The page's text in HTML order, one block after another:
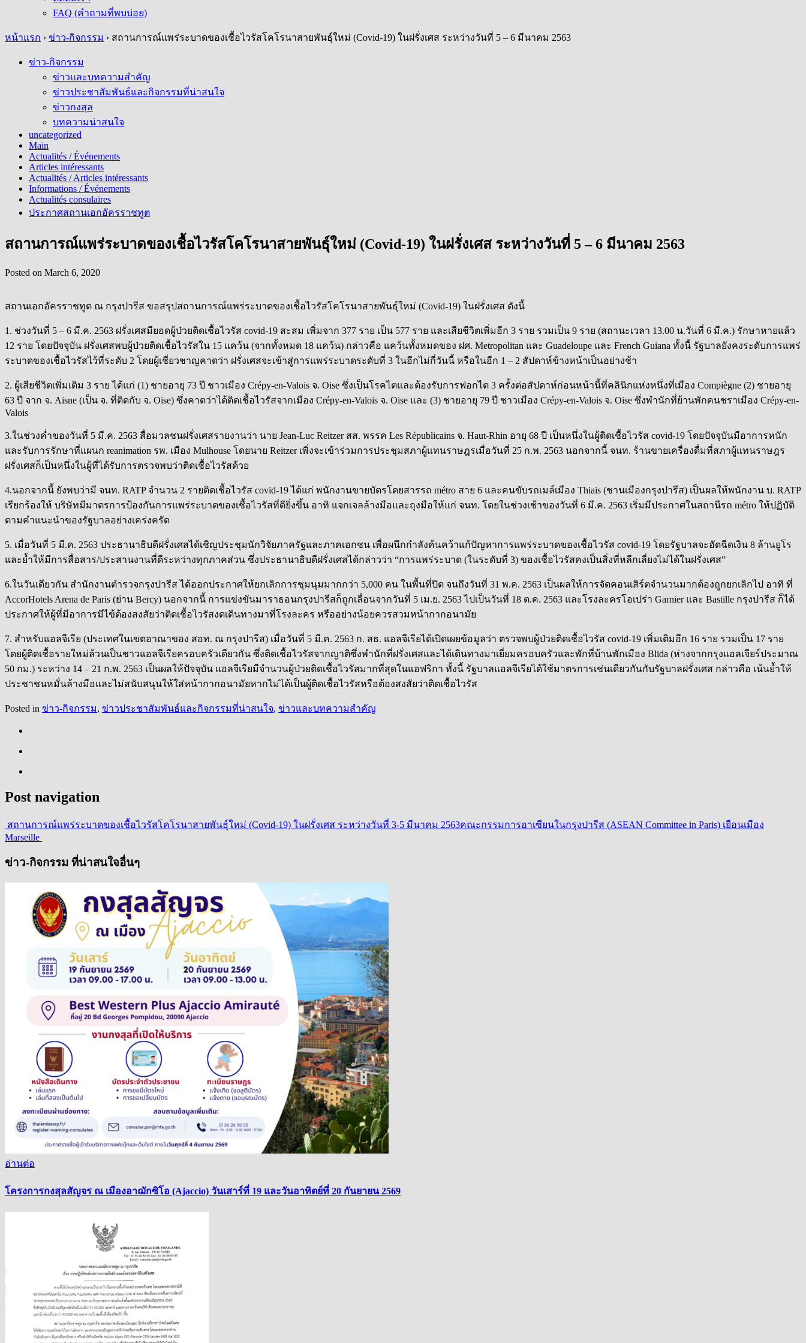
FAQ (คำถามที่พบบ่อย)
หน้าแรก › ข่าว-กิจกรรม › สถานการณ์แพร่ระบาดของเชื้อไวรัสโคโรนาสายพันธุ์ใหม่ (Covid-19) ในฝรั่งเศส ระหว่างวันที่ 5 – 6 มีนาคม 2563
ข่าว-กิจกรรม
ข่าวและบทความสำคัญ
ข่าวประชาสัมพันธ์และกิจกรรมที่น่าสนใจ
ข่าวกงสุล
บทความน่าสนใจ
uncategorized
Main
Actualités / Événements
Articles intéressants
Actualités / Articles intéressants
Informations / Événements
Actualités consulaires
ประกาศสถานเอกอัครราชทูต
สถานการณ์แพร่ระบาดของเชื้อไวรัสโคโรนาสายพันธุ์ใหม่ (Covid-19) ในฝรั่งเศส ระหว่างวันที่ 5 – 6 มีนาคม 2563
Posted on March 6, 2020
สถานเอกอัครราชทูต ณ กรุงปารีส ขอสรุปสถานการณ์แพร่ระบาดของเชื้อไวรัสโคโรนาสายพันธุ์ใหม่ (Covid-19) ในฝรั่งเศส ดังนี้
1. ช่วงวันที่ 5 – 6 มี.ค. 2563 ฝรั่งเศสมียอดผู้ป่วยติดเชื้อไวรัส covid-19 สะสม เพิ่มจาก 377 ราย เป็น 577 ราย และเสียชีวิตเพิ่มอีก 3 ราย รวมเป็น 9 ราย (สถานะเวลา 13.00 น.วันที่ 6 มี.ค.) รักษาหายแล้ว
12 ราย โดยปัจจุบัน ฝรั่งเศสพบผู้ป่วยติดเชื้อไวรัสใน 15 แคว้น (จากทั้งหมด 18 แคว้น) กล่าวคือ แคว้นทั้งหมดของ ฝศ. Metropolitan และ Guadeloupe และ French Guiana ทั้งนี้ รัฐบาลยังคงระดับการแพร่
ระบาดของเชื้อไวรัสไว้ที่ระดับ 2 โดยผู้เชี่ยวชาญคาดว่า ฝรั่งเศสจะเข้าสู่การแพร่ระบาดระดับที่ 3 ในอีกไม่กี่วันนี้ หรือในอีก 1 – 2 สัปดาห์ข้างหน้าเป็นอย่างช้า
2. ผู้เสียชีวิตเพิ่มเติม 3 ราย ได้แก่ (1) ชายอายุ 73 ปี ชาวเมือง Crépy-en-Valois จ. Oise ซึ่งเป็นโรคไตและต้องรับการฟอกไต 3 ครั้งต่อสัปดาห์ก่อนหน้านี้ที่คลินิกแห่งหนึ่งที่เมือง Compiègne (2) ชายอายุ
63 ปี จาก จ. Aisne (เป็น จ. ที่ติดกับ จ. Oise) ซึ่งคาดว่าได้ติดเชื้อไวรัสจากเมือง Crépy-en-Valois จ. Oise และ (3) ชายอายุ 79 ปี ชาวเมือง Crépy-en-Valois จ. Oise ซึ่งพำนักที่ย้านพักคนชราเมือง Crépy-en-
Valois
3.ในช่วงค่ำของวันที่ 5 มี.ค. 2563 สื่อมวลชนฝรั่งเศสรายงานว่า นาย Jean-Luc Reitzer สส. พรรค Les Républicains จ. Haut-Rhin อายุ 68 ปี เป็นหนึ่งในผู้ติดเชื้อไวรัส covid-19 โดยปัจจุบันมีอาการหนัก
และรับการรักษาที่แผนก reanimation รพ. เมือง Mulhouse โดยนาย Reitzer เพิ่งจะเข้าร่วมการประชุมสภาผู้แทนราษฎรเมื่อวันที่ 25 ก.พ. 2563 นอกจากนี้ จนท. ร้านขายเครื่องดื่มที่สภาผู้แทนราษฎร
ฝรั่งเศสก็เป็นหนึ่งในผู้ที่ได้รับการตรวจพบว่าติดเชื้อไวรัสด้วย
4.นอกจากนี้ ยังพบว่ามี จนท. RATP จำนวน 2 รายติดเชื้อไวรัส covid-19 ได้แก่ พนักงานขายบัตรโดยสารรถ métro สาย 6 และคนขับรถเมล์เมือง Thiais (ชานเมืองกรุงปารีส) เป็นผลให้พนักงาน บ. RATP
เรียกร้องให้ บริษัทมีมาตรการป้องกันการแพร่ระบาดของเชื้อไวรัสที่ดียิ่งขึ้น อาทิ แจกเจลล้างมือและถุงมือให้แก่ จนท. โดยในช่วงเช้าของวันที่ 6 มี.ค. 2563 เริ่มมีประกาศในสถานีรถ métro ให้ปฏิบัติ
ตามคำแนะนำของรัฐบาลอย่างเคร่งครัด
5. เมื่อวันที่ 5 มี.ค. 2563 ประธานาธิบดีฝรั่งเศสได้เชิญประชุมนักวิจัยภาครัฐและภาคเอกชน เพื่อผนึกกำลังค้นคว้าแก้ปัญหาการแพร่ระบาดของเชื้อไวรัส covid-19 โดยรัฐบาลจะอัดฉีดเงิน 8 ล้านยูโร
และย้ำให้มีการสื่อสาร/ประสานงานที่ดีระหว่างทุกภาคส่วน ซึ่งประธานาธิบดีฝรั่งเศสได้กล่าวว่า “การแพร่ระบาด (ในระดับที่ 3) ของเชื้อไวรัสคงเป็นสิ่งที่หลีกเลี่ยงไม่ได้ในฝรั่งเศส”
6.ในวันเดียวกัน สำนักงานตำรวจกรุงปารีส ได้ออกประกาศให้ยกเลิกการชุมนุมมากกว่า 5,000 คน ในพื้นที่ปิด จนถึงวันที่ 31 พ.ค. 2563 เป็นผลให้การจัดคอนเสิร์ตจำนวนมากต้องถูกยกเลิกไป อาทิ ที่
AccorHotels Arena de Paris (ย่าน Bercy) นอกจากนี้ การแข่งขันมาราธอนกรุงปารีสก็ถูกเลื่อนจากวันที่ 5 เม.ย. 2563 ไปเป็นวันที่ 18 ต.ค. 2563 และโรงละครโอเปร่า Garnier และ Bastille กรุงปารีส ก็ได้
ประกาศให้ผู้ที่มีอาการมีไข้ต้องสงสัยว่าติดเชื้อไวรัสงดเดินทางมาที่โรงละคร หรืออย่างน้อยควรสวมหน้ากากอนามัย
7. สำหรับแอลจีเรีย (ประเทศในเขตอาณาของ สอท. ณ กรุงปารีส) เมื่อวันที่ 5 มี.ค. 2563 ก. สธ. แอลจีเรียได้เปิดเผยข้อมูลว่า ตรวจพบผู้ป่วยติดเชื้อไวรัส covid-19 เพิ่มเติมอีก 16 ราย รวมเป็น 17 ราย
โดยผู้ติดเชื้อรายใหม่ล้วนเป็นชาวแอลจีเรียครอบครัวเดียวกัน ซึ่งติดเชื้อไวรัสจากญาติซึ่งพำนักที่ฝรั่งเศสและได้เดินทางมาเยี่ยมครอบครัวและพักที่บ้านพักเมือง Blida (ห่างจากกรุงแอลเจียร์ประมาณ
50 กม.) ระหว่าง 14 – 21 ก.พ. 2563 เป็นผลให้ปัจจุบัน แอลจีเรียมีจำนวนผู้ป่วยติดเชื้อไวรัสมากที่สุดในแอฟริกา ทั้งนี้ รัฐบาลแอลจีเรียได้ใช้มาตรการเช่นเดียวกันกับรัฐบาลฝรั่งเศส กล่าวคือ เน้นย้ำให้
ประชาชนหมั่นล้างมือและไม่สนับสนุนให้ใส่หน้ากากอนามัยหากไม่ได้เป็นผู้ติดเชื้อไวรัสหรือต้องสงสัยว่าติดเชื้อไวรัส
Posted in ข่าว-กิจกรรม, ข่าวประชาสัมพันธ์และกิจกรรมที่น่าสนใจ, ข่าวและบทความสำคัญ
Post navigation
สถานการณ์แพร่ระบาดของเชื้อไวรัสโคโรนาสายพันธุ์ใหม่ (Covid-19) ในฝรั่งเศส ระหว่างวันที่ 3-5 มีนาคม 2563คณะกรรมการอาเซียนในกรุงปารีส (ASEAN Committee in Paris) เยือนเมือง
Marseille
ข่าว-กิจกรรม ที่น่าสนใจอื่นๆ
อ่านต่อ
โครงการกงสุลสัญจร ณ เมืองอาฌักซิโอ (Ajaccio) วันเสาร์ที่ 19 และวันอาทิตย์ที่ 20 กันยายน 2569